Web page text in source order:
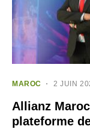
MAROC 2 JUIN
Allianz
plateforme